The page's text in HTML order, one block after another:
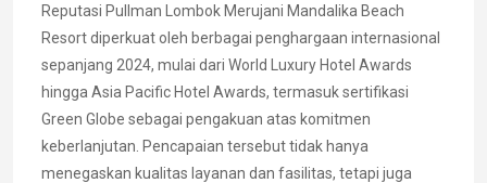
Reputasi Pullman Lombok Merujani Mandalika Beach
Resort diperkuat oleh berbagai penghargaan internasional
sepanjang 2024, mulai dari World Luxury Hotel Awards
hingga Asia Pacific Hotel Awards, termasuk sertifikasi
Green Globe sebagai pengakuan atas komitmen
keberlanjutan. Pencapaian tersebut tidak hanya
menegaskan kualitas layanan dan fasilitas, tetapi juga